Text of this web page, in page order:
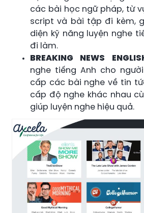
các bài học ngữ pháp, từ
script và bài tập đi kèm,
diện kỹ năng luyện nghe
đi làm.
BREAKING NEWS
nghe tiếng Anh cho
cấp các bài nghe về tin
cấp độ nghe khác nhau
giúp luyện nghe hiệu quả.